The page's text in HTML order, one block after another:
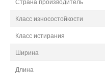
Страна производитель
Класс износостойкости
Класс истирания
Ширина
Длина